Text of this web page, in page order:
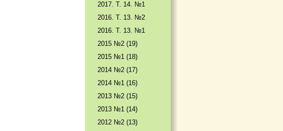
2017. T. 14. №1
2016. T. 13. №2
2016. T. 13. №1
2015 №2 (19)
2015 №1 (18)
2014 №2 (17)
2014 №1 (16)
2013 №2 (15)
2013 №1 (14)
2012 №2 (13)